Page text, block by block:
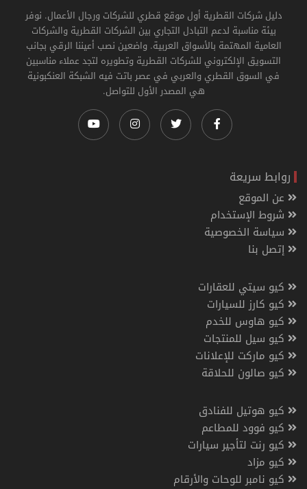
دليل شركات القطرية أول موقع قطري للشركات ورجال الأعمال. نوفر
بيئة مناسبة لدعم التبادل التجاري بين الشركات القطرية والشركات
العامية المهتمة بالأسواق العربية. واضعين نصب أعيننا الرقي بجانب
التسويق الإلكتروني للشركات القطرية وتطويره لتجد عملاء مناسبين
في السوق القطري والعربي في عصر باتت فيه الشبكة العنكبونية
هي المصدر الأول للتواصل.
روابط سريعة
عن الموقع
شروط الإستخدام
سياسة الخصوصية
إتصل بنا
كيو سيتي للعقارات
كيو كارز للسيارات
كيو هاوس للخدم
كيو سيل للمنتجات
كيو ماركت للإعلانات
كيو صالون للحلاقة
كيو هوتيل للفنادق
كيو فوود للمطاعم
كيو رنت لتأجير سيارات
كيو مزاد
كيو نامبر للوحات والأرقام